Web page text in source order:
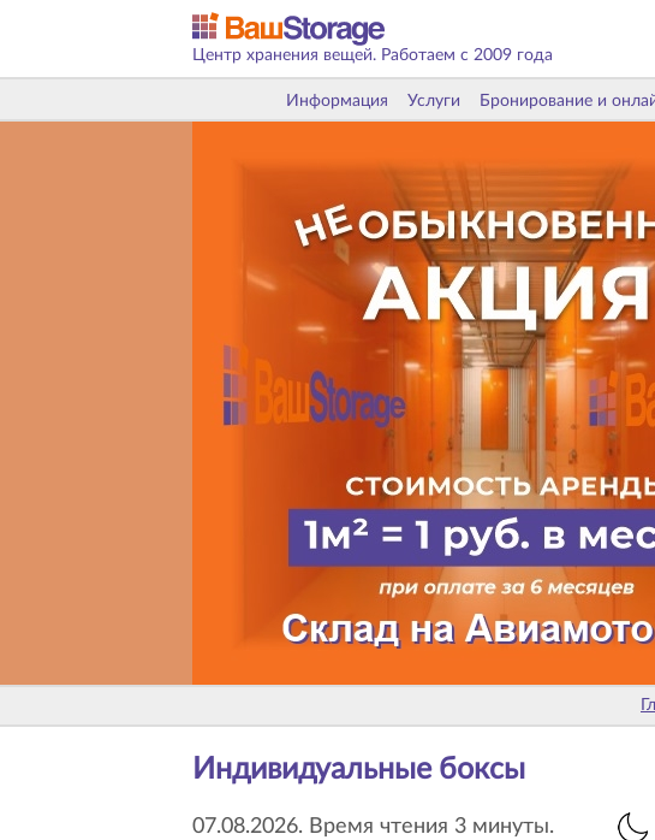
Центр хранения вещей. Работаем с 2009 года
Информация Услуги Бронирование и
Индивидуальные боксы
07.08.2026. Время чтения 3 минуты.